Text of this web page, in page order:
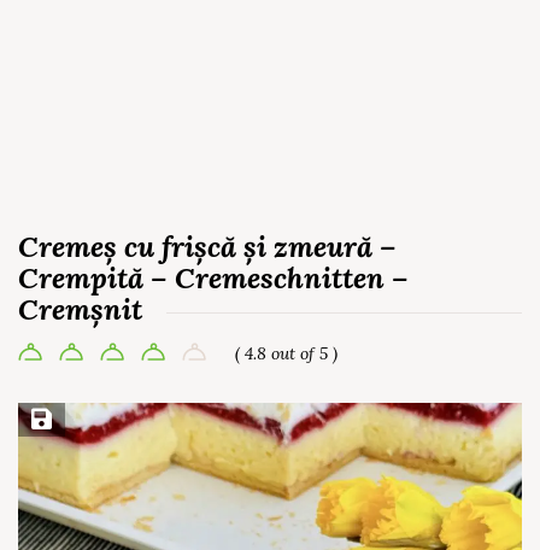
Cremeș cu frișcă și zmeură –
Crempită – Cremeschnitten –
Cremșnit
( 4.8 out of 5 )
Save Recipe